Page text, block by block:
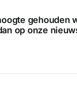
gehouden
op onze